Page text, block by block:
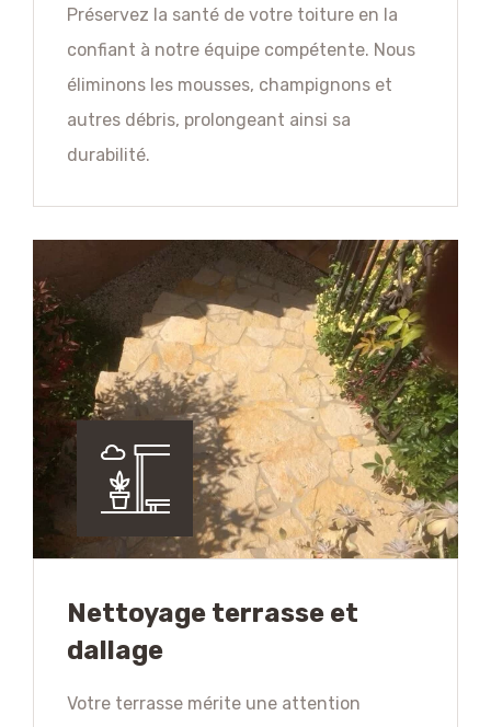
Préservez la santé de votre toiture en la
confiant à notre équipe compétente. Nous
éliminons les mousses, champignons et
autres débris, prolongeant ainsi sa
durabilité.
Nettoyage terrasse et
dallage
Votre terrasse mérite une attention